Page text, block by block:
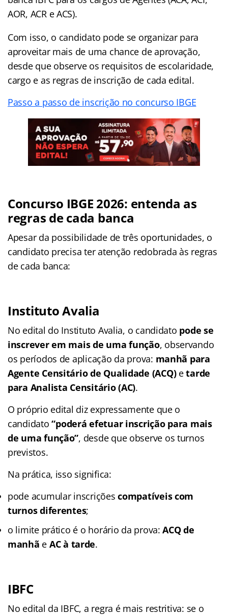
AOR, ACR e ACS).
Com isso, o candidato pode se organizar para
aproveitar mais de uma chance de aprovação,
desde que observe os requisitos de escolaridade,
cargo e as regras de inscrição de cada edital.
Passo a passo de inscrição no concurso IBGE
Concurso IBGE 2026: entenda as
regras de cada banca
Apesar da possibilidade de três oportunidades, o
candidato precisa ter atenção redobrada às regras
de cada banca:
Instituto Avalia
No edital do Instituto Avalia, o candidato pode se
inscrever em mais de uma função, observando
os períodos de aplicação da prova: manhã para
Agente Censitário de Qualidade (ACQ)etarde
para Analista Censitário (AC).
O próprio edital diz expressamente que o
candidato“poderá efetuar inscrição para mais
de uma função”, desde que observe os turnos
previstos.
Na prática, isso significa:
pode acumular inscriçõescompatíveis com
turnos diferentes;
o limite prático é o horário da prova:ACQ de
manhã e AC à tarde.
IBFC
No edital da IBFC, a regra é mais restritiva: se o